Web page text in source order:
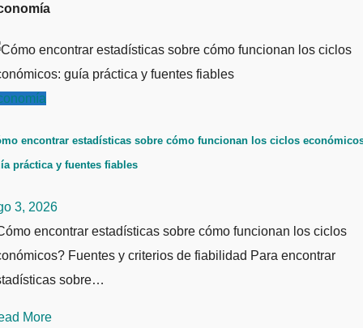
encontrar estadísticas sobre cómo funcionan los ciclos
práctica y fuentes fiables
3, 2026
encontrar estadísticas sobre cómo funcionan los ciclos
Fuentes y criterios de fiabilidad Para encontrar
sobre…
More